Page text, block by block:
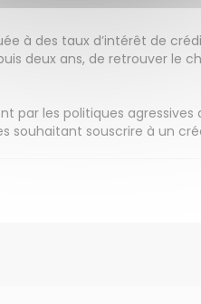
à des taux d’intérêt de
deux ans, de retrouver le
par les politiques
souhaitant souscrire à un